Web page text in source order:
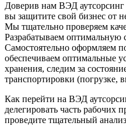
Доверив нам ВЭД
вы защитите свой бизнес от
Мы тщательно проверяем
Разрабатываем оптимальную
Самостоятельно оформляем
обеспечиваем оптимальные
хранения, следим за
транспортировки (погрузке,
Как перейти на ВЭД
делегировать часть рабочих
проведите тщательный